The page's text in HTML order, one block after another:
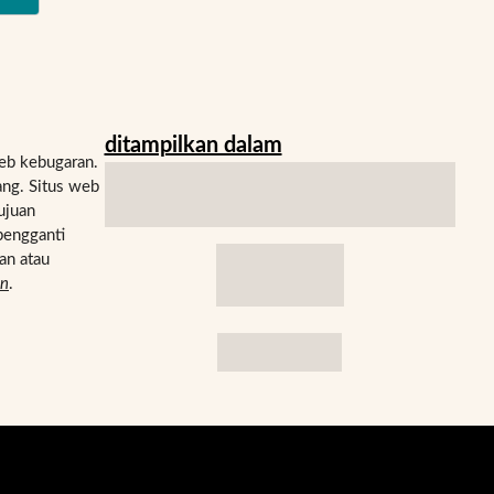
kebugaran.
Situs web
atau
.
ditampilkan dalam